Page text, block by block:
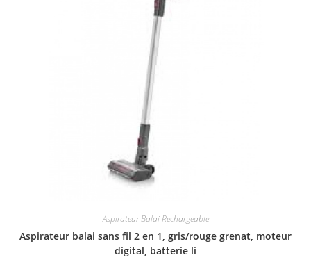
Aspirateur Balai Rechargeable
Aspirateur balai sans fil 2 en 1, gris/rouge grenat, moteur
digital, batterie li